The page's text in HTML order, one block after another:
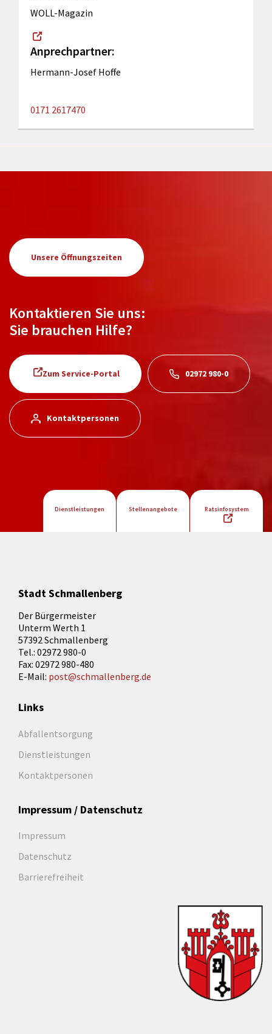
WOLL-Magazin
Anprechpartner:
Hermann-Josef Hoffe
0171 2617470
Unsere Öffnungszeiten
Kontaktieren Sie uns:
Sie brauchen Hilfe?
Zum Service-Portal 02972 980-0
Kontaktpersonen
Dienstleistungen Stellenangebote Ratsinfosystem
Stadt Schmallenberg
Der Bürgermeister
Unterm Werth 1
57392 Schmallenberg
Tel.: 02972 980-0
Fax: 02972 980-480
E-Mail: post@schmallenberg.de
Links
Abfallentsorgung
Dienstleistungen
Kontaktpersonen
Impressum / Datenschutz
Impressum
Datenschutz
Barrierefreiheit